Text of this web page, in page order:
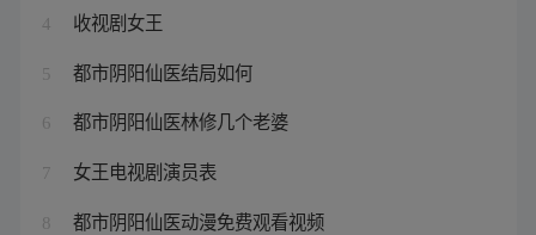
4 收视剧女王
5 都市阴阳仙医结局如何
6 都市阴阳仙医林修几个老婆
7 女王电视剧演员表
8 都市阴阳仙医动漫免费观看视频